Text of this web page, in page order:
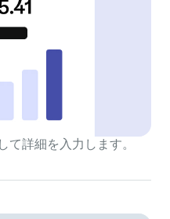
て詳細を入力します。